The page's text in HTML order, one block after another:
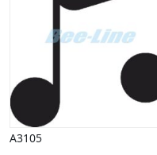
A3105